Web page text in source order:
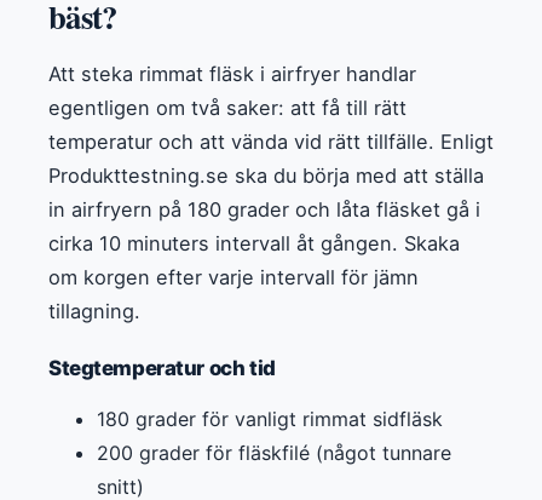
bäst?
Att steka rimmat fläsk i airfryer handlar
egentligen om två saker: att få till rätt
temperatur och att vända vid rätt tillfälle. Enligt
Produkttestning.se ska du börja med att ställa
in airfryern på 180 grader och låta fläsket gå i
cirka 10 minuters intervall åt gången. Skaka
om korgen efter varje intervall för jämn
tillagning.
Stegtemperatur och tid
180 grader för vanligt rimmat sidfläsk
200 grader för fläskfilé (något tunnare
snitt)